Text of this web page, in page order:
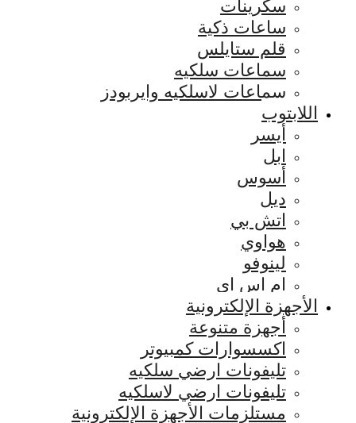
سكرينات
ساعات ذكية
قلم ستايلس
سماعات سلكيه
سماعات لاسلكيه وايربودز
اللابتوب
أيسر
ابل
أسوس
ديل
اتش بي
هواوي
لينوفو
ام اس اي
الأجهزة الإلكترونية
أجهزة متنوعة
اكسسوارات كمبيوتر
تليفونات ارضي سلكيه
تليفونات ارضي لاسلكيه
مستلزمات الأجهزة الإلكترونية